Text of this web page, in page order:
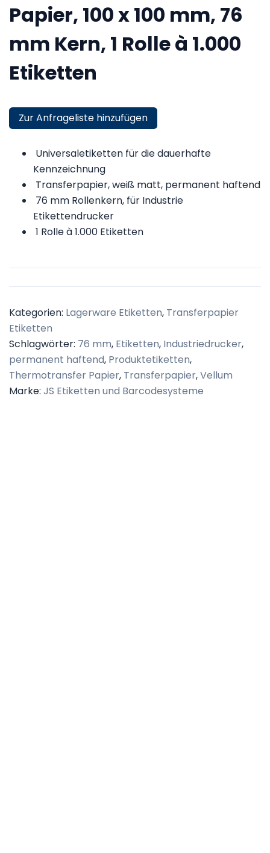
Papier, 100 x 100 mm, 76
mm Kern, 1 Rolle à 1.000
Etiketten
Zur Anfrageliste hinzufügen
Universaletiketten für die dauerhafte
Kennzeichnung
Transferpapier, weiß matt, permanent haftend
76 mm Rollenkern, für Industrie
Etikettendrucker
1 Rolle à 1.000 Etiketten
Kategorien: Lagerware Etiketten, Transferpapier
Etiketten
Schlagwörter: 76 mm, Etiketten, Industriedrucker,
permanent haftend, Produktetiketten,
Thermotransfer Papier, Transferpapier,Vellum
Marke: JS Etiketten und Barcodesysteme